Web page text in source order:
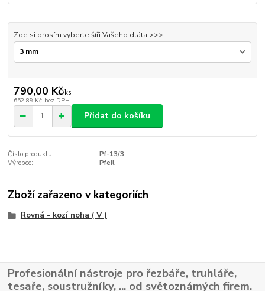
Zde si prosím vyberte šíři Vašeho dláta >>>
790,00 Kč/ks
652,89 Kč bez DPH
Přidat do košíku
Číslo produktu:
Pf-13/3
Výrobce:
Pfeil
Zboží zařazeno v kategoriích
Rovná - kozí noha ( V )
Profesionální nástroje pro řezbáře, truhláře,
tesaře, soustružníky, ... od světoznámých firem.